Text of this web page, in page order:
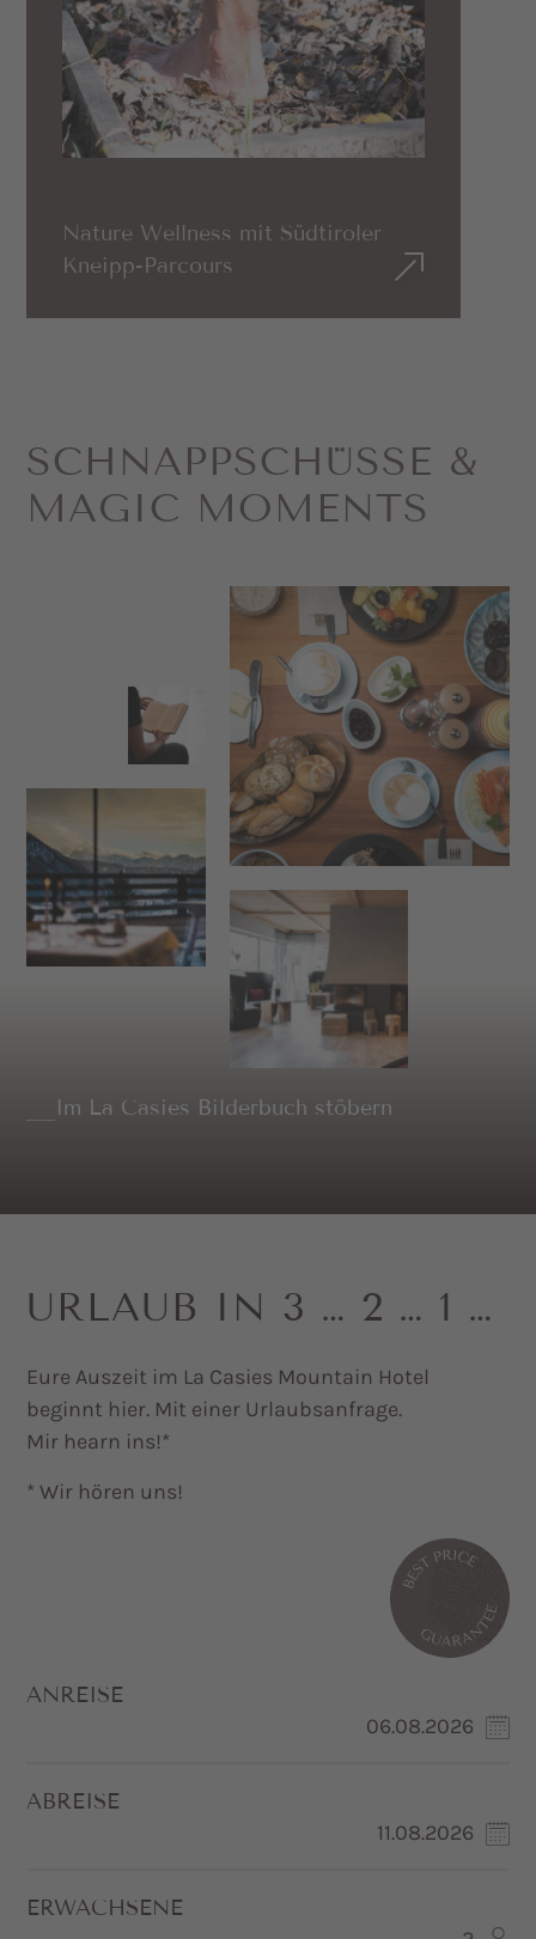
Nature Wellness mit Südtiroler
Kneipp-Parcours
SCHNAPP­SCHÜSSE &
MAGIC MOMENTS
Im La Casies Bilderbuch stöbern
URLAUB IN 3 … 2 … 1 …
Eure Auszeit im La Casies Mountain Hotel
beginnt hier. Mit einer Urlaubsanfrage.
Mir hearn ins!*
* Wir hören uns!
ANREISE
ABREISE
ERWACHSENE